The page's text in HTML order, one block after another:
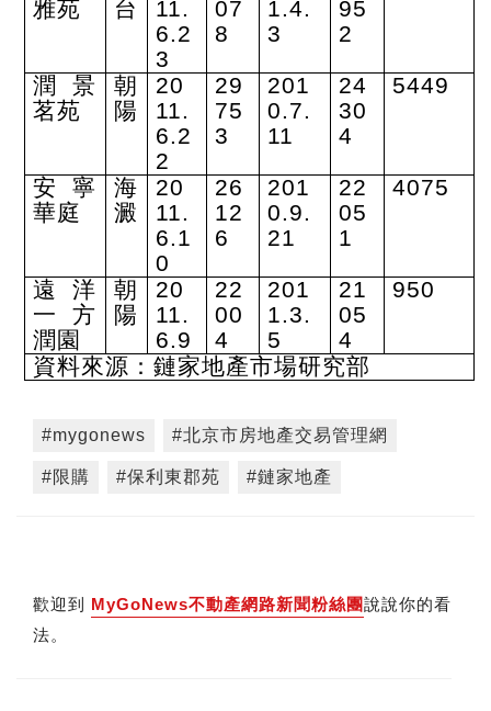
雅苑 台
11.
6.2
3
07
8
1.4.
3
95
2
潤景
茗苑
朝
陽
20
11.
6.2
2
29
75
3
201
0.7.
11
24
30
4
5449
安寧
華庭
海
澱
20
11.
6.1
0
26
12
6
201
0.9.
21
22
05
1
4075
遠洋
一方
潤園
朝
陽
20
11.
6.9
22
00
4
201
1.3.
5
21
05
4
950
資料來源：鏈家地產市場研究部
#mygonews #北京市房地產交易管理網
#限購 #保利東郡苑 #鏈家地產
歡迎到 MyGoNews不動產網路新聞粉絲團說說你的看
法。